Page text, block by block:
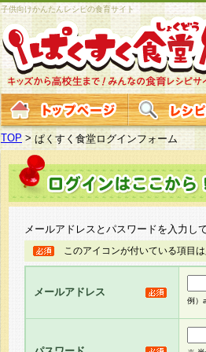
子供向けかんたんレシピの食育サイト
TOP >ぱくすく食堂ログインフォーム
メールアドレスとパスワードを入力し
このアイコンが付いている項目
メールアドレス
例）